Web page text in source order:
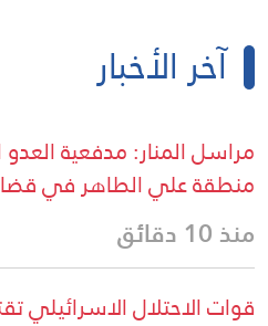
آخر الأخبار
مراسل المنار: مدفعية
منطقة علي الطاهر في قضاء
منذ 10 دقائق
قوات الاحتلال الاسرائيلي